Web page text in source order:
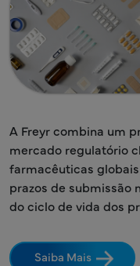
A Freyr combina um
mercado regulatório
farmacêuticas
prazos de submissão
do ciclo de vida dos
Saiba Mais